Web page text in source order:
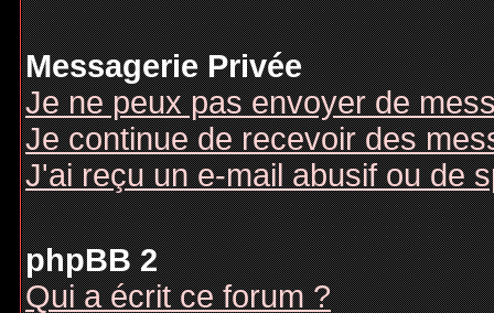
Messagerie Privée
Je ne peux pas envoyer de
Je continue de recevoir des
J'ai reçu un e-mail abusif ou de
phpBB 2
Qui a écrit ce forum ?